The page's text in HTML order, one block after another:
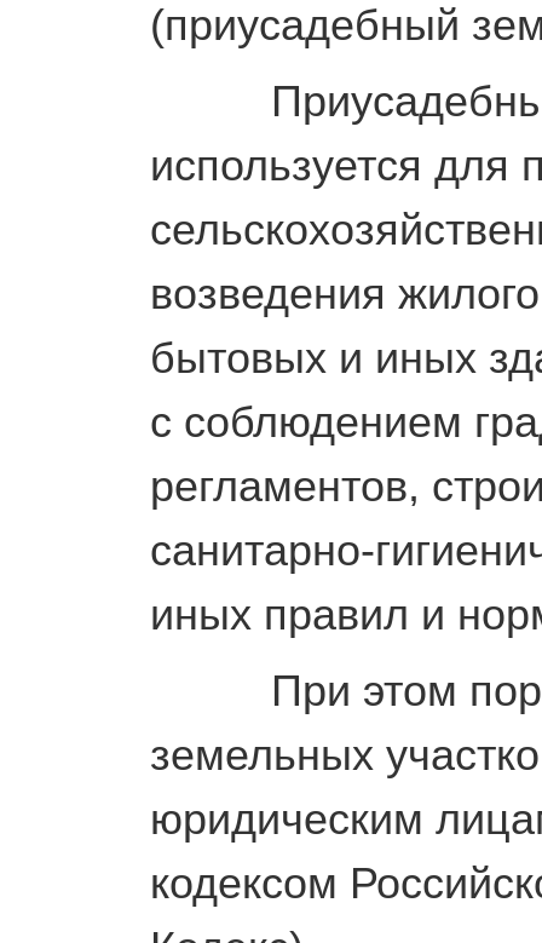
(приусадебный
Приусадебный
используется для
возведения
бытовых и иных
с соблюдением
регламентов,
санитарно-
иных правил и
При этом
земельных
юридическим
кодексом